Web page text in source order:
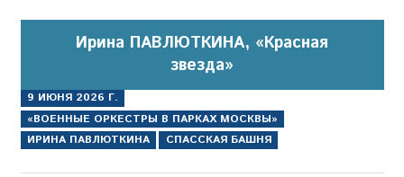
Ирина ПАВЛЮТКИНА, «Красная
звезда»
9 ИЮНЯ 2026 Г.
«ВОЕННЫЕ ОРКЕСТРЫ В ПАРКАХ МОСКВЫ»
ИРИНА ПАВЛЮТКИНА
СПАССКАЯ БАШНЯ